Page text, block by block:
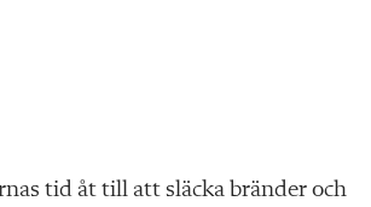
tid åt till att släcka bränder och